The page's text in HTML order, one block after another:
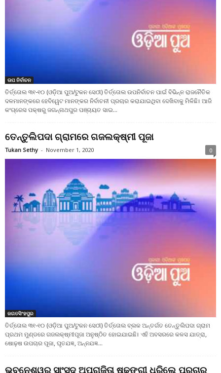
ଉପ ନିର୍ବାଚନ
ତିର୍ତ୍ତୋଲ ୩୧-୧୦ (ଓଡ଼ିଆ ପୁଅ/ଟୁକନ ସେଠୀ) ତିର୍ତ୍ତୋଲ ଉପନିର୍ବାଚନ ପାଇଁ ବିଭିନ୍ନ ରାଜନୈତିକ
ଦଳମାନଙ୍କରେ ହେବିୱେଟ ମାନଙ୍କର ନିର୍ବାଚନୀ ପ୍ରଚାର କରାଯାଇଥିବା ଦେଖିବାକୁ ମିଳିଛି। ଆଜି
କଂଗ୍ରେସ ପକ୍ଷରୁ ଜଗନ୍ନାଥପୁର ପଞ୍ଚାୟତ ସାଇ...
ତେନ୍ତୁଲିପଦା ଗ୍ରାମରେ ଗଜଲକ୍ଷ୍ମୀ ପୂଜା
Tukan Sethy - November 1, 2020 0
ଜଗତସିଂହପୁର
ତିର୍ତ୍ତୋଲ ୩୧-୧୦ (ଓଡ଼ିଆ ପୁଅ/ଟୁକନ ସେଠୀ) ତିର୍ତ୍ତୋଲ ବ୍ଲକ ଅନ୍ତର୍ଗତ ତେନ୍ତୁଲିପଦା ଗ୍ରାମ
ପ୍ରଥମ ମୁଣ୍ଡରେ ଗଜଲକ୍ଷ୍ମୀପୂଜା ଅନୁଷ୍ଠିତ ହୋଇଯାଇଛି। ଏହି ଅବସରରେ କଳସ ଯାତ୍ରା,
ଷୋଢ଼ଷ ଉପଚାର ପୂଜା, ଘୃତଯଜ୍ଞ, ଅନ୍ନଯଜ୍ଞ...
ଭୁବନେଶ୍ୱର ସାଂସଦ ଅପରାଜିତା ଷଢ଼ଙ୍ଗୀ ଧରିଲେ ପ୍ରଚାର